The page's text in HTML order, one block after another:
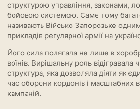
структурою управління, законами,
бойовою системою. Саме тому
називають Військо Запорозьке
прикладів регулярної армії на
Його сила полягала не лише в
воїнів. Вирішальну роль відігравала
структура, яка дозволяла діяти як
час оборони кордонів і масштабних
кампаній.